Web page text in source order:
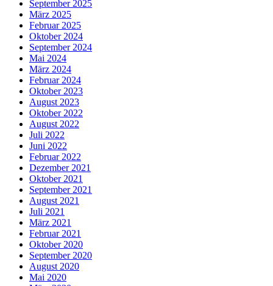
September 2025
März 2025
Februar 2025
Oktober 2024
September 2024
Mai 2024
März 2024
Februar 2024
Oktober 2023
August 2023
Oktober 2022
August 2022
Juli 2022
Juni 2022
Februar 2022
Dezember 2021
Oktober 2021
September 2021
August 2021
Juli 2021
März 2021
Februar 2021
Oktober 2020
September 2020
August 2020
Mai 2020